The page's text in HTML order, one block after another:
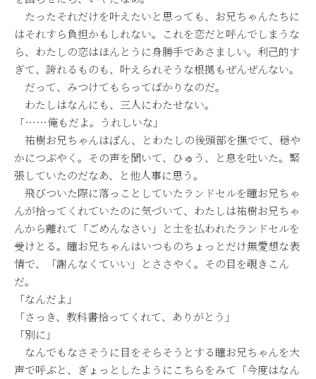
たったそれだけを叶えたいと思っても、お兄ちゃんたちに
はそれすら負担かもしれない。これを恋だと呼んでしまうな
ら、わたしの恋はほんとうに身勝手であさましい。利己的す
ぎて、誇れるものも、叶えられそうな根拠もぜんぜんない。
だって、みつけてもらってばかりなのだ。
わたしはなんにも、三人にわたせない。
「……俺もだよ。うれしいな」
祐樹お兄ちゃんはぽん、とわたしの後頭部を撫でて、穏や
かにつぶやく。その声を聞いて、ひゅう、と息を吐いた。緊
張していたのだなあ、と他人事に思う。
飛びついた際に落っことしていたランドセルを瞳お兄ちゃ
んが拾ってくれていたのに気づいて、わたしは祐樹お兄ちゃ
んから離れて「ごめんなさい」と土を払われたランドセルを
受けとる。瞳お兄ちゃんはいつものちょっとだけ無愛想な表
情で、「謝んなくていい」とささやく。その目を覗きこん
だ。
「なんだよ」
「さっき、教科書拾ってくれて、ありがとう」
「別に」
なんでもなさそうに目をそらそうとする瞳お兄ちゃんを大
声で呼ぶと、ぎょっとしたようにこちらをみて「今度はなん